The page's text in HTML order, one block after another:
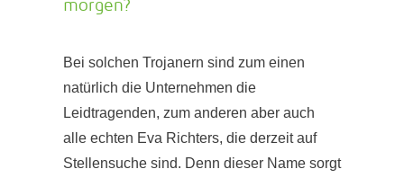
morgen?
Bei solchen Trojanern sind zum einen
natürlich die Unternehmen die
Leidtragenden, zum anderen aber auch
alle echten Eva Richters, die derzeit auf
Stellensuche sind. Denn dieser Name sorgt